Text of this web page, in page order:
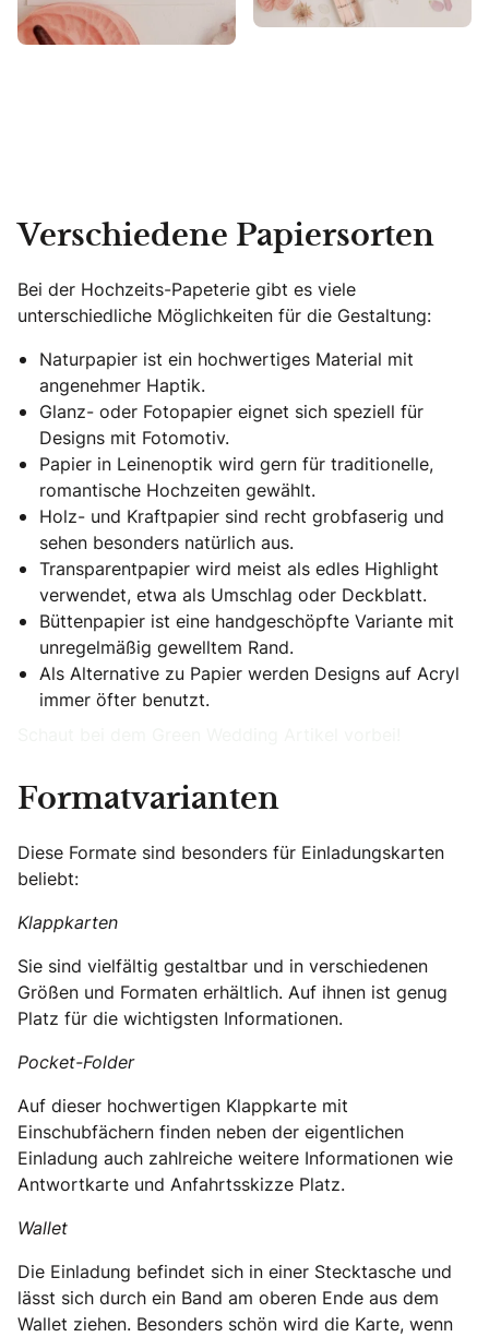
Verschiedene Papiersorten
Bei der Hochzeits-Papeterie gibt es viele
unterschiedliche Möglichkeiten für die Gestaltung:
Naturpapier ist ein hochwertiges Material mit
angenehmer Haptik.
Glanz- oder Fotopapier eignet sich speziell für
Designs mit Fotomotiv.
Papier in Leinenoptik wird gern für traditionelle,
romantische Hochzeiten gewählt.
Holz- und Kraftpapier sind recht grobfaserig und
sehen besonders natürlich aus.
Transparentpapier wird meist als edles Highlight
verwendet, etwa als Umschlag oder Deckblatt.
Büttenpapier ist eine handgeschöpfte Variante mit
unregelmäßig gewelltem Rand.
Als Alternative zu Papier werden Designs auf Acryl
immer öfter benutzt.
Formatvarianten
Diese Formate sind besonders für Einladungskarten
beliebt:
Klappkarten
Sie sind vielfältig gestaltbar und in verschiedenen
Größen und Formaten erhältlich. Auf ihnen ist genug
Platz für die wichtigsten Informationen.
Pocket-Folder
Auf dieser hochwertigen Klappkarte mit
Einschubfächern finden neben der eigentlichen
Einladung auch zahlreiche weitere Informationen wie
Antwortkarte und Anfahrtsskizze Platz.
Wallet
Die Einladung befindet sich in einer Stecktasche und
lässt sich durch ein Band am oberen Ende aus dem
Wallet ziehen. Besonders schön wird die Karte, wenn